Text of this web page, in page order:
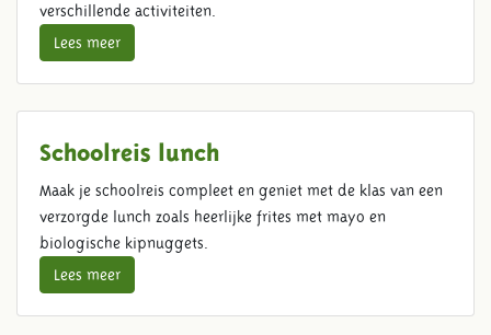
verschillende activiteiten.
Lees meer
Schoolreis lunch
Maak je schoolreis compleet en geniet met de klas van een
verzorgde lunch zoals heerlijke frites met mayo en
biologische kipnuggets.
Lees meer